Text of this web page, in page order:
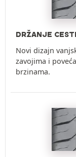
DRŽANJE
Novi dizajn
zavojima i
brzinama.